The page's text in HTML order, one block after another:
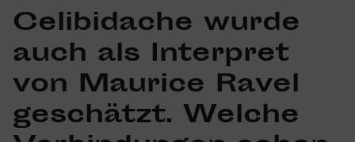
Celi­bi­dache wurde
auch als Inter­pret
von Maurice Ravel
geschätzt. Welche